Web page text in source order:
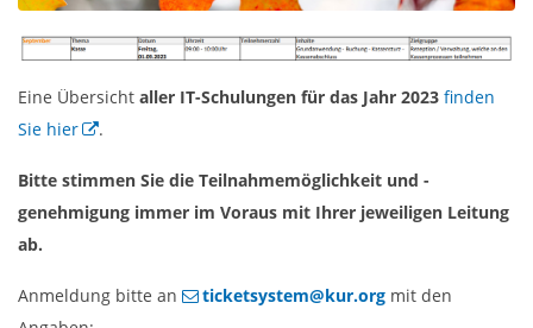
Eine Übersicht aller IT-Schulungen für das Jahr 2023 finden
Sie hier
.
Bitte stimmen Sie die Teilnahmemöglichkeit und -
genehmigung immer im Voraus mit Ihrer jeweiligen Leitung
ab.
Anmeldung bitte an ticketsystem@kur.org mit den